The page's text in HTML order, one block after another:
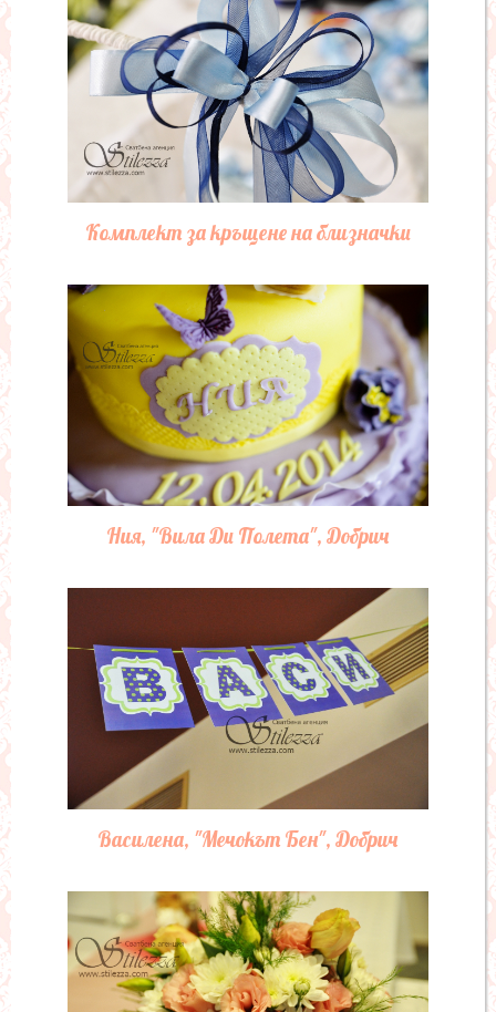
Комплект за кръщене на близначки
Ния, "Вила Ди Полета", Добрич
Василена, "Мечокът Бен", Добрич